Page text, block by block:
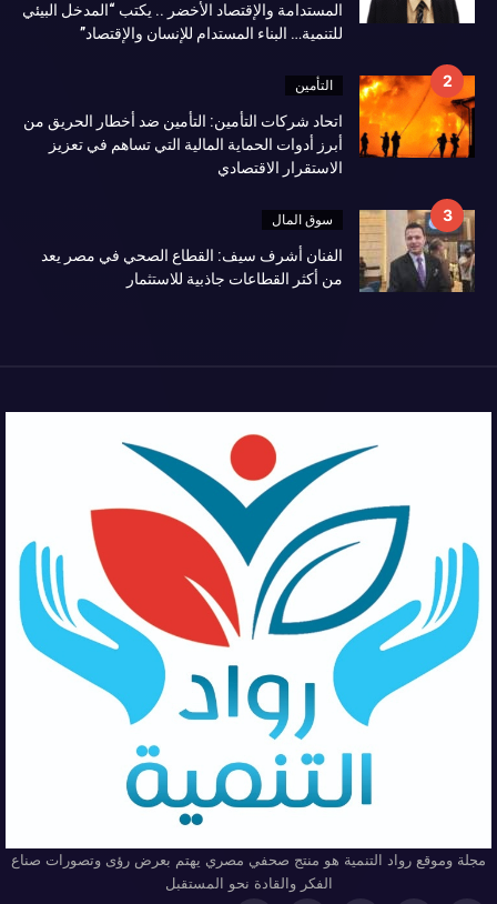
المستدامة والإقتصاد الأخضر .. يكتب “المدخل البيئي
للتنمية… البناء المستدام للإنسان والإقتصاد”
التأمين
اتحاد شركات التأمين: التأمين ضد أخطار الحريق من
أبرز أدوات الحماية المالية التي تساهم في تعزيز
الاستقرار الاقتصادي
سوق المال
الفنان أشرف سيف: القطاع الصحي في مصر يعد
من أكثر القطاعات جاذبية للاستثمار
مجلة وموقع رواد التنمية هو منتج صحفي مصري يهتم بعرض رؤى وتصورات صناع
الفكر والقادة نحو المستقبل